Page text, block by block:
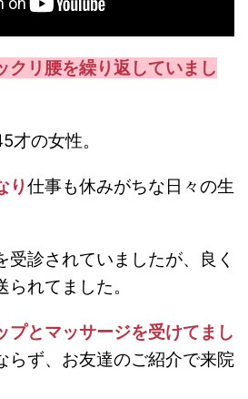
クリ腰を繰り返していまし
才の女性。
り仕事も休みがちな日々の生
受診されていましたが、良く
れてました。
プとマッサージを受けてまし
らず、お友達のご紹介で来院